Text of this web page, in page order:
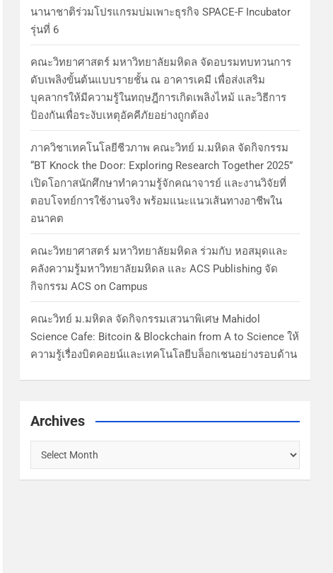
นานาชาติร่วมโปรแกรมบ่มเพาะธุรกิจ SPACE-F Incubator
รุ่นที่ 6
คณะวิทยาศาสตร์ มหาวิทยาลัยมหิดล จัดอบรมทบทวนการ
ดับเพลิงขั้นต้นแบบรายชั้น ณ อาคารเคมี เพื่อส่งเสริม
บุคลากรให้มีความรู้ในทฤษฎีการเกิดเพลิงไหม้ และวิธีการ
ป้องกันเพื่อระงับเหตุอัคคีภัยอย่างถูกต้อง
ภาควิชาเทคโนโลยีชีวภาพ คณะวิทย์ ม.มหิดล จัดกิจกรรม
“BT Knock the Door: Exploring Research Together 2025”
เปิดโอกาสนักศึกษาทำความรู้จักคณาจารย์ และงานวิจัยที่
ตอบโจทย์การใช้งานจริง พร้อมแนะแนวเส้นทางอาชีพใน
อนาคต
คณะวิทยาศาสตร์ มหาวิทยาลัยมหิดล ร่วมกับ หอสมุดและ
คลังความรู้มหาวิทยาลัยมหิดล และ ACS Publishing จัด
กิจกรรม ACS on Campus
คณะวิทย์ ม.มหิดล จัดกิจกรรมเสวนาพิเศษ Mahidol
Science Cafe: Bitcoin & Blockchain from A to Science ให้
ความรู้เรื่องบิตคอยน์และเทคโนโลยีบล็อกเชนอย่างรอบด้าน
Archives